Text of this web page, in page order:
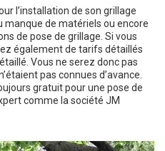
l’installation de son grillage
manque de matériels ou encore
de pose de grillage. Si vous
également de tarifs détaillés
Vous ne serez donc pas
pas connues d’avance.
gratuit pour une pose de
comme la société JM